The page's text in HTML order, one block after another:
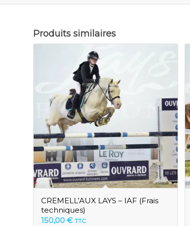
Produits similaires
CREMELL’AUX LAYS – IAF (Frais
techniques)
150,00 € TTC